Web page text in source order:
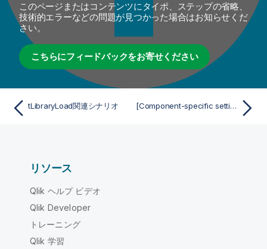
このページまたはコンテンツにタイポ、ステップの省略、
技術的エラーなどの問題が見つかった場合はお知らせくだ
さい。
こちらにフィードバックをお寄せください
tLibraryLoad関連シナリオ [Component-specific settings] (コンポーネント固有設定) (tLogRow用)
リソース
Qlik ヘルプ ビデオ
Qlik Developer
トレーニング
Qlik 学習